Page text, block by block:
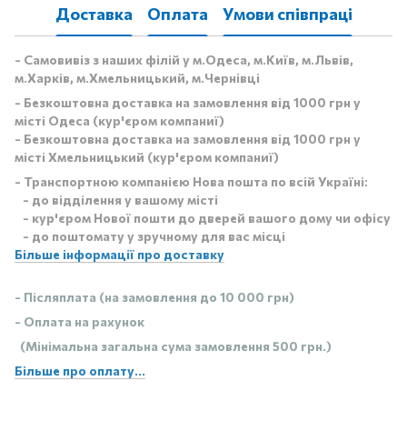
Доставка Оплата Умови співпраці
- Самовивіз з наших філій у м.Одеса, м.Київ, м.Львів,
м.Харків, м.Хмельницький, м.Чернівці
- Безкоштовна доставка на замовлення від 1000 грн у
місті Одеса (кур'єром компаниї)
- Безкоштовна доставка на замовлення від 1000 грн у
місті Хмельницький (кур'єром компаниї)
- Транспортною компанією Нова пошта по всій Україні:
- до відділення у вашому місті
- кур'єром Нової пошти до дверей вашого дому чи офісу
- до поштомату у зручному для вас місці
Більше інформації про доставку
- Післяплата (на замовлення до 10 000 грн)
- Оплата на рахунок
(Мінімальна загальна сума замовлення 500 грн.)
Більше про оплату...